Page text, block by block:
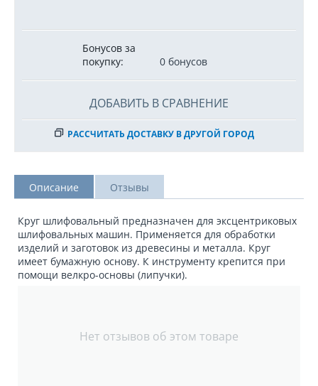
Бонусов за
покупку:
0 бонусов
ДОБАВИТЬ В СРАВНЕНИЕ
РАССЧИТАТЬ ДОСТАВКУ В ДРУГОЙ ГОРОД
Описание Отзывы
Круг шлифовальный предназначен для эксцентриковых
шлифовальных машин. Применяется для обработки
изделий и заготовок из древесины и металла. Круг
имеет бумажную основу. К инструменту крепится при
помощи велкро-основы (липучки).
Нет отзывов об этом товаре